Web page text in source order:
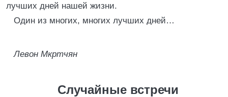
лучших дней нашей жизни.
Один из многих, многих лучших дней…
Левон Мкртчян
Случайные встречи